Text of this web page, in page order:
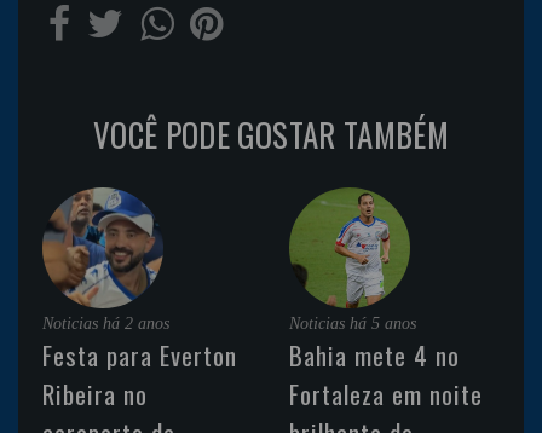
VOCÊ PODE GOSTAR TAMBÉM
Noticias há 2 anos
Festa para Everton
Ribeira no
Noticias há 5 anos
Bahia mete 4 no
Fortaleza em noite